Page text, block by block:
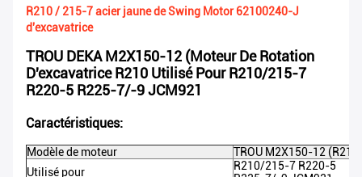
R210 / 215-7 acier jaune de Swing Motor 62100240-J
d'excavatrice
TROU DEKA M2X150-12 (moteur De Rotation
D'excavatrice R210 Utilisé Pour R210/215-7
R220-5 R225-7/-9 JCM921
Caractéristiques:
Modèle de moteur
TROU M2X150-12 (R210)
Utilisé pour
R210/215-7 R220-5